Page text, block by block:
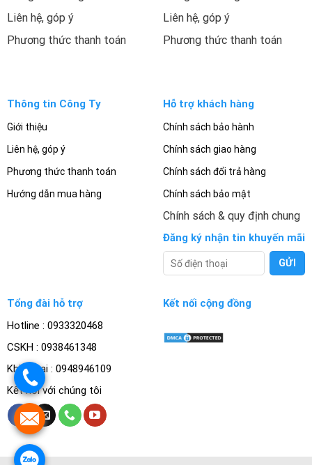
Liên hệ, góp ý
Phương thức thanh toán
Liên hệ, góp ý
Phương thức thanh toán
Thông tin Công Ty
Giới thiệu
Liên hệ, góp ý
Phương thức thanh toán
Hướng dẫn mua hàng
Hỗ trợ khách hàng
Chính sách bảo hành
Chính sách giao hàng
Chính sách đổi trả hàng
Chính sách bảo mật
Chính sách & quy định chung
Đăng ký nhận tin khuyến mãi
Tổng đài hỗ trợ
Hotline : 0933320468
CSKH : 0938461348
Khiếu nại : 0948946109
Kết nối với chúng tôi
Kết nối cộng đồng
.
.
.